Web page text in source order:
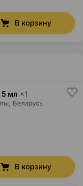
В корзину
5 мл ×1
, Беларусь
В корзину